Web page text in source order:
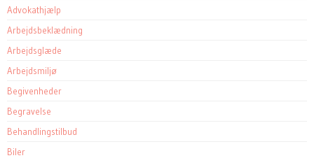
Advokathjælp
Arbejdsbeklædning
Arbejdsglæde
Arbejdsmiljø
Begivenheder
Begravelse
Behandlingstilbud
Biler